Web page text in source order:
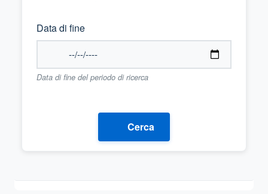
Data di fine
Data di fine del periodo di ricerca
Cerca